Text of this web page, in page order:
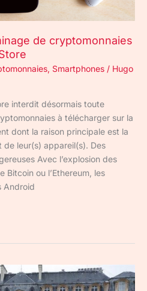
de cryptomonnaies
, Smartphones / Hugo
interdit désormais toute
à télécharger sur la
dont la raison principale est la
leur(s) appareil(s). Des
Avec l’explosion des
Bitcoin ou l’Ethereum, les
Android